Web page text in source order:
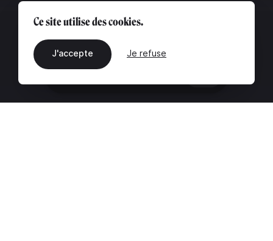
Ce site utilise des cookies.
J'accepte Je refuse